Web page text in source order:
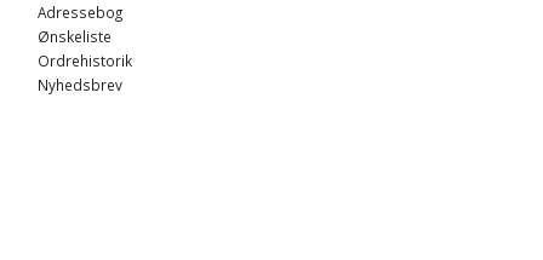
Adressebog
Ønskeliste
Ordrehistorik
Nyhedsbrev